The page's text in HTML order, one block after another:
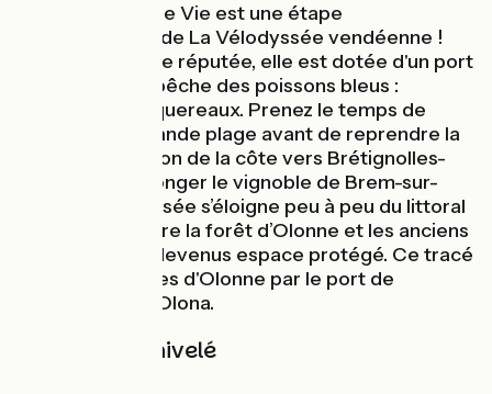
St Gilles Croix de Vie est une étape
incontournable de La Vélodyssée vendéenne !
Station balnéaire réputée, elle est dotée d'un port
actif axé sur la pêche des poissons bleus :
sardines et maquereaux. Prenez le temps de
flâner sur sa grande plage avant de reprendre la
route en direction de la côte vers Brétignolles-
sur-Mer et de longer le vignoble de Brem-sur-
Mer. La Vélodyssée s’éloigne peu à peu du littoral
et serpente entre la forêt d’Olonne et les anciens
marais salants devenus espace protégé. Ce tracé
rejoint Les Sables d'Olonne par le port de
plaisance, Port Olona.
Pentes et dénivelé